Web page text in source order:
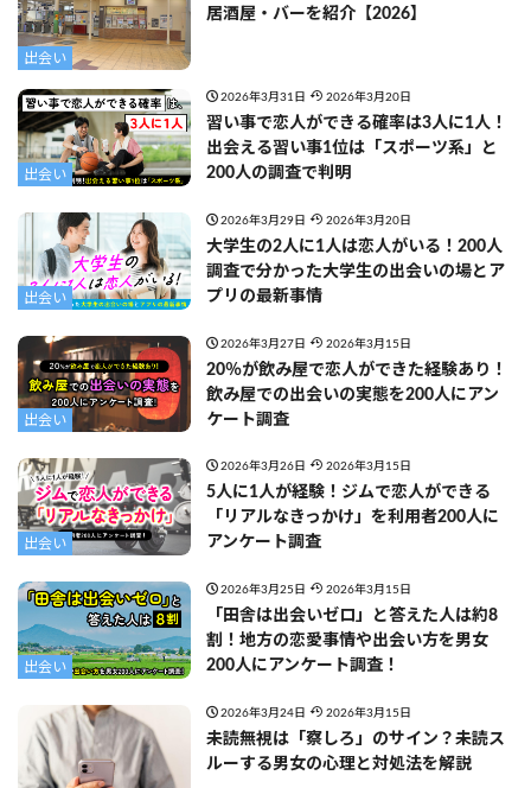
出会い
居酒屋・バーを紹介【2026】
出会い
2026年3月31日 2026年3月20日
習い事で恋人ができる確率は3人に1人！
出会える習い事1位は「スポーツ系」と
200人の調査で判明
出会い
2026年3月29日 2026年3月20日
大学生の2人に1人は恋人がいる！200人
調査で分かった大学生の出会いの場とア
プリの最新事情
出会い
2026年3月27日 2026年3月15日
20％が飲み屋で恋人ができた経験あり！
飲み屋での出会いの実態を200人にアン
ケート調査
出会い
2026年3月26日 2026年3月15日
5人に1人が経験！ジムで恋人ができる
「リアルなきっかけ」を利用者200人に
アンケート調査
出会い
2026年3月25日 2026年3月15日
「田舎は出会いゼロ」と答えた人は約8
割！地方の恋愛事情や出会い方を男女
200人にアンケート調査！
2026年3月24日 2026年3月15日
未読無視は「察しろ」のサイン？未読ス
ルーする男女の心理と対処法を解説